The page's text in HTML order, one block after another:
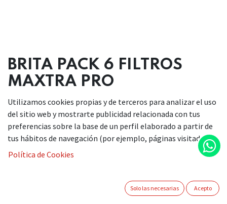
BRITA PACK 6 FILTROS
MAXTRA PRO
36,90€
Utilizamos cookies propias y de terceros para analizar el uso
del sitio web y mostrarte publicidad relacionada con tus
preferencias sobre la base de un perfil elaborado a partir de
tus hábitos de navegación (por ejemplo, páginas visitadas).
Política de Cookies
Solo las necesarias Acepto